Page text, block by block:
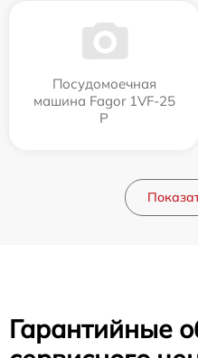
Посудомоечная
машина Fagor 1VF-25
P
Гарантийные